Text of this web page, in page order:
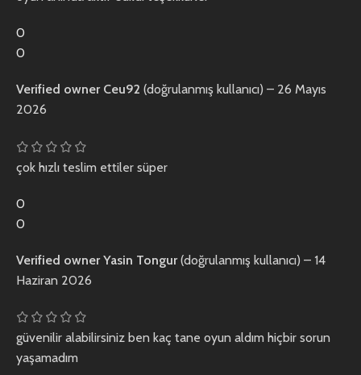
0
0
Verified owner Ceu92 (doğrulanmış kullanıcı) – 26 Mayıs
2026
çok hızlı teslim ettiler süper
0
0
Verified ownerYasin Tongur(doğrulanmış kullanıcı) – 14
Haziran 2026
güvenilir alabilirsiniz ben kaç tane oyun aldım hiçbir sorun
yaşamadım